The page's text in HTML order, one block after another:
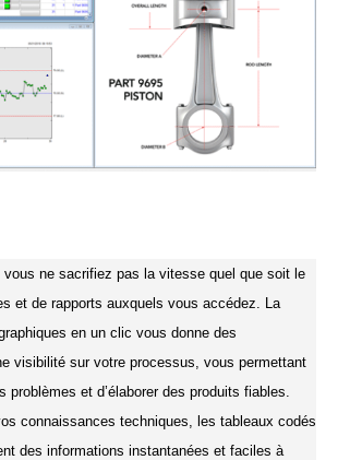
ne sacrifiez pas la vitesse quel que soit le
et de rapports auxquels vous accédez. La
en un clic vous donne des
visibilité sur votre processus, vous permettant
problèmes et d’élaborer des produits fiables.
connaissances techniques, les tableaux codés
des informations instantanées et faciles à